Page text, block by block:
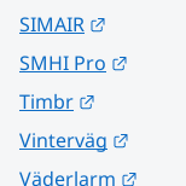
SIMAIR
SMHI Pro
Timbr
Vinterväg
Väderlarm